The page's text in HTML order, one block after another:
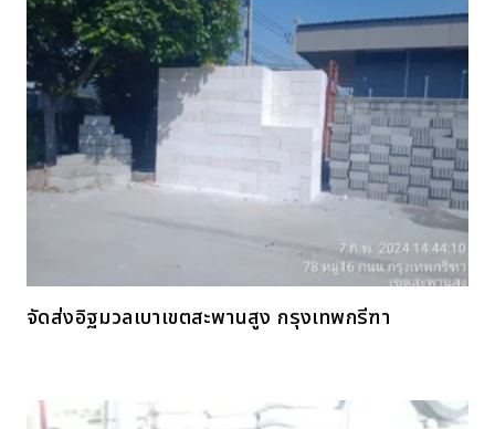
จัดส่งอิฐมวลเบาเขตสะพานสูง กรุงเทพกรีฑา